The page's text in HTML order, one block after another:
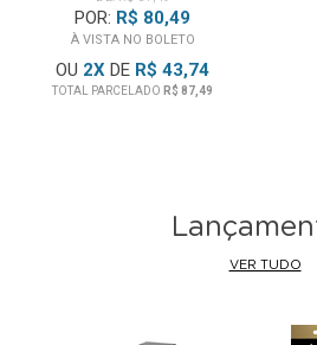
POR: R$ 80,49
À VISTA NO BOLETO
OU 2X DE R$ 43,74
TOTAL PARCELADO R$ 87,49
VER TUDO